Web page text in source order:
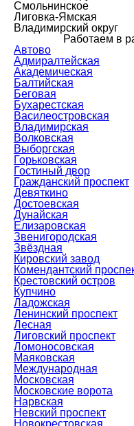
Смольнинское
Лиговка-Ямская
Владимирский округ
Работаем в
Автово
Адмиралтейская
Академическая
Балтийская
Беговая
Бухарестская
Василеостровская
Владимирская
Волковская
Выборгская
Горьковская
Гостиный двор
Гражданский проспект
Девяткино
Достоевская
Дунайская
Елизаровская
Звенигородская
Звёздная
Кировский завод
Комендантский
Крестовский остров
Купчино
Ладожская
Ленинский проспект
Лесная
Лиговский проспект
Ломоносовская
Маяковская
Международная
Московская
Московские ворота
Нарвская
Невский проспект
Новокрестовская